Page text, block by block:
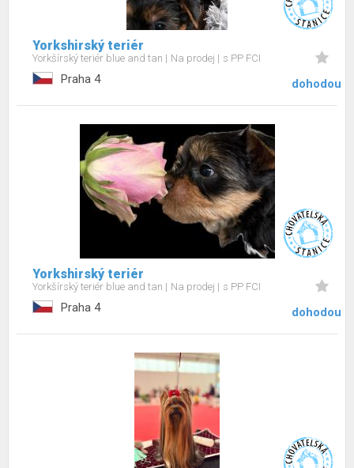
Yorkshirský teriér
Yorkšírský teriér blue and tan Na prodej s PP FCI
Praha 4 dohodou
Yorkshirský teriér
Yorkšírský teriér blue and tan Na prodej s PP FCI
Praha 4 dohodou